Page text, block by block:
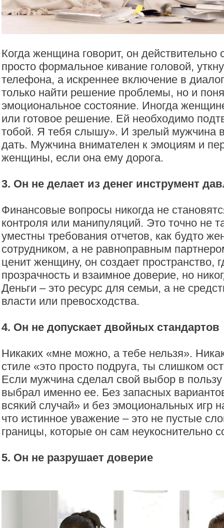
Когда женщина говорит, он
просто формальное кивание головой,
телефона, а искреннее включение в
только найти решение проблемы, но и
эмоциональное состояние. Иногда
или готовое решение. Ей необходимо
тобой. Я тебя слышу». И зрелый мужчина
дать. Мужчина внимателен к эмоциям и
женщины, если она ему дорога.
3. Он не делает из денег инструмент
Финансовые вопросы никогда не
контроля или манипуляций. Это точно не
уместны требования отчетов, как будто
сотрудником, а не равноправным
ценит женщину, он создает пространство,
прозрачность и взаимное доверие, но
Деньги – это ресурс для семьи, а не
власти или превосходства.
4. Он не допускает двойных стандартов
Никаких «мне можно, а тебе нельзя».
стиле «это просто подруга, ты слишком
Если мужчина сделал свой выбор в
выбрал именно ее. Без запасных
всякий случай» и без эмоциональных игр
что истинное уважение – это не пустые
границы, которые он сам неукоснительно
5. Он не разрушает доверие